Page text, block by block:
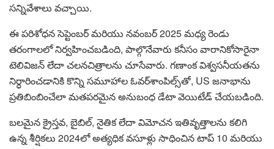
సన్నివేశాలు వచ్చాయి.
ఈ పరిశోధన సెప్టెంబర్ మరియు నవంబర్ 2025 మధ్య రెండు
తరంగాలలో నిర్వహించబడింది, పాల్గొనేవారు కనీసం వారానికోసారైనా
టెలివిజన్ లేదా చలనచిత్రాలను చూసేవారు. గణాంక విశ్వసనీయతను
నిర్ధారించడానికి కొన్ని సమూహాల ఓవర్‌శాంపిల్స్‌తో, US జనాభాను
ప్రతిబింబించేలా మతపరమైన అనుబంధ డేటా వెయిటేడ్ చేయబడింది.
బలమైన క్రైస్తవ, బైబిల్, నైతిక లేదా విమోచన ఇతివృత్తాలను కలిగి
ఉన్న శీర్షికలు 2024లో అత్యధిక వసూళ్లు సాధించిన టాప్ 10 మరియు